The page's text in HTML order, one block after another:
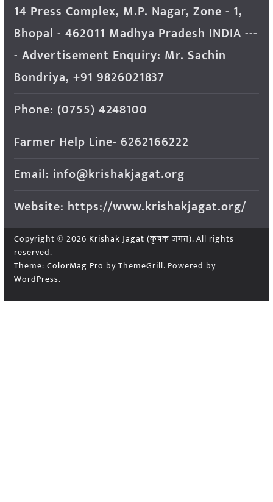
14 Press Complex, M.P. Nagar, Zone - 1,
Bhopal - 462011 Madhya Pradesh INDIA ---
- Advertisement Enquiry: Mr. Sachin
Bondriya, +91 9826021837
Phone: (0755) 4248100
Farmer Help Line- 6262166222
Email: info@krishakjagat.org
Website: https://www.krishakjagat.org/
Copyright © 2026 Krishak Jagat (कृषक जगत). All rights
reserved.
Theme: ColorMag Pro by ThemeGrill. Powered by
WordPress.